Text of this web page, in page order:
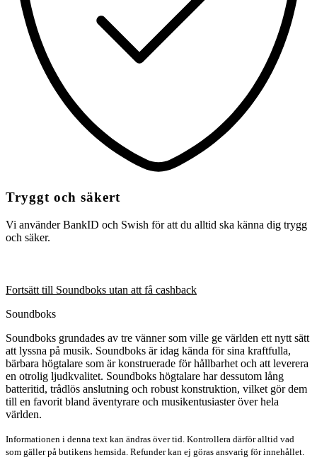
Tryggt och säkert
Vi använder BankID och Swish för att du alltid ska känna dig trygg
och säker.
Fortsätt till Soundboks utan att få cashback
Soundboks
Soundboks grundades av tre vänner som ville ge världen ett nytt sätt
att lyssna på musik. Soundboks är idag kända för sina kraftfulla,
bärbara högtalare som är konstruerade för hållbarhet och att leverera
en otrolig ljudkvalitet. Soundboks högtalare har dessutom lång
batteritid, trådlös anslutning och robust konstruktion, vilket gör dem
till en favorit bland äventyrare och musikentusiaster över hela
världen.
Informationen i denna text kan ändras över tid. Kontrollera därför alltid vad
som gäller på butikens hemsida. Refunder kan ej göras ansvarig för innehållet.